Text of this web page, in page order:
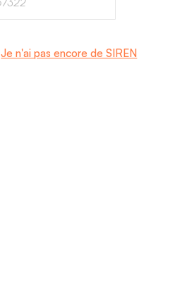
Je n'ai pas encore de SIREN